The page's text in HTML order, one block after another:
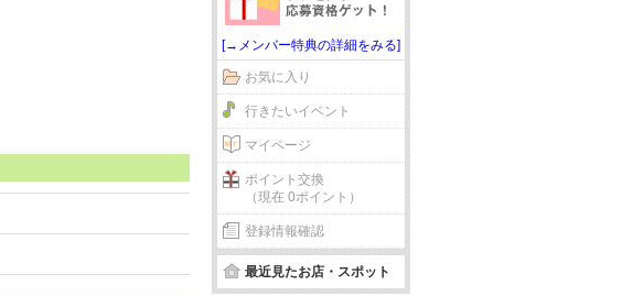
[→メンバー特典の詳細をみる]
お気に入り
行きたいイベント
マイページ
ポイント交換
（現在 0ポイント）
登録情報確認
最近見たお店・スポット